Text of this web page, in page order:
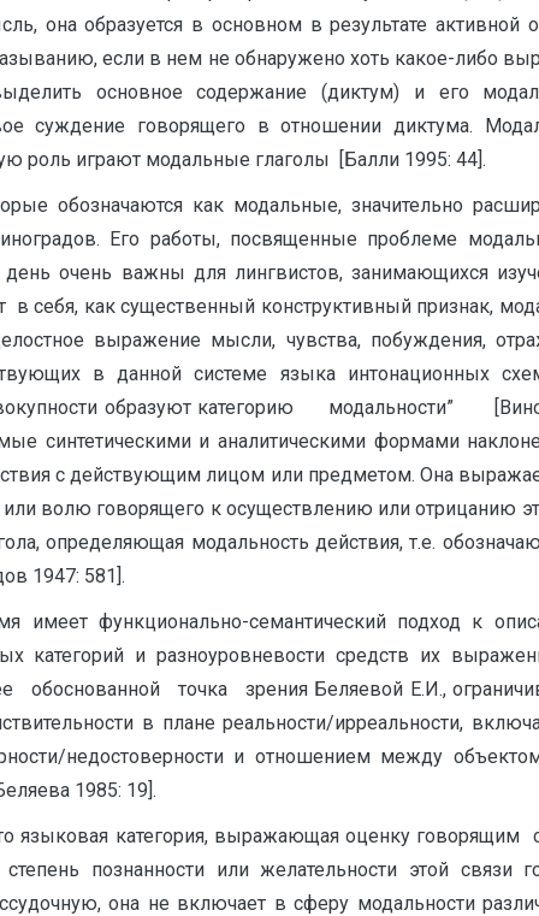
образуется в основном в результате активной
если в нем не обнаружено хоть какое-либо
основное содержание (диктум) и его
суждение говорящего в отношении диктума.
роль играют модальные глаголы [Балли 1995: 44].
обозначаются как модальные, значительно
Его работы, посвященные проблеме
очень важны для лингвистов, занимающихся
как существенный конструктивный признак,
выражение мысли, чувства, побуждения,
в данной системе языка интонационных
совокупности образуют категорию
синтетическими и аналитическими формами
с действующим лицом или предметом. Она
волю говорящего к осуществлению или отрицанию
определяющая модальность действия, т.е.
1947: 581].
имеет функционально-семантический подход к
категорий и разноуровневости средств их
обоснованной точка зрения Беляевой Е.И.,
в плане реальности/ирреальности,
недостоверности и отношением между
1985: 19].
языковая категория, выражающая оценку говорящим
степень познанности или желательности этой
она не включает в сферу модальности